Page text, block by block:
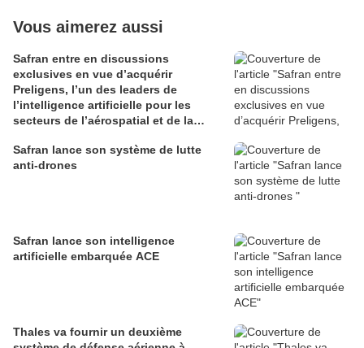
Vous aimerez aussi
Safran entre en discussions
exclusives en vue d’acquérir
Preligens, l’un des leaders de
l’intelligence artificielle pour les
secteurs de l’aérospatial et de la
Safran lance son système de lutte
anti-drones
Safran lance son intelligence
artificielle embarquée ACE
Thales va fournir un deuxième